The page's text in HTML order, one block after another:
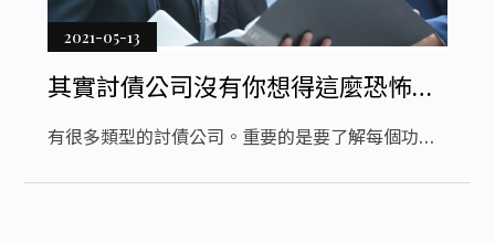
2021-05-13
其實討債公司沒有你想得這麼恐怖！
聘請合法討債公司進行債務協商替你
有很多類型的討債公司。重要的是要了解每個功能